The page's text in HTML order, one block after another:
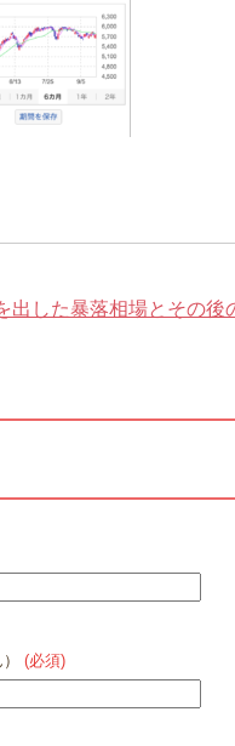
出した暴落相場とその後
(必須)